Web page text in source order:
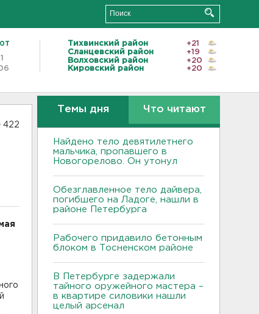
Тихвинский район
+21
Сланцевский район
+19
Волховский район
+20
Кировский район
+20
422
Темы дня Что читают
Найдено тело девятилетнего
мальчика, пропавшего в
Новогорелово. Он утонул
Обезглавленное тело дайвера,
погибшего на Ладоге, нашли в
районе Петербурга
Рабочего придавило бетонным
блоком в Тосненском районе
В Петербурге задержали
тайного оружейного мастера –
в квартире силовики нашли
целый арсенал